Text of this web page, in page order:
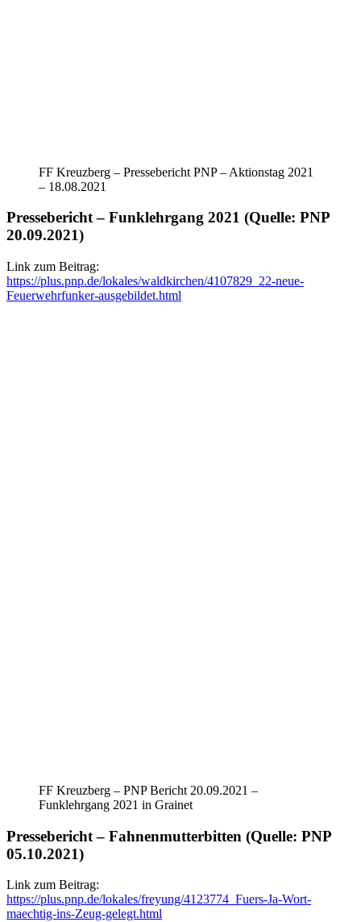
FF Kreuzberg – Pressebericht PNP – Aktionstag 2021
– 18.08.2021
Pressebericht – Funklehrgang 2021 (Quelle: PNP
20.09.2021)
Link zum Beitrag:
https://plus.pnp.de/lokales/waldkirchen/4107829_22-neue-
Feuerwehrfunker-ausgebildet.html
FF Kreuzberg – PNP Bericht 20.09.2021 –
Funklehrgang 2021 in Grainet
Pressebericht – Fahnenmutterbitten (Quelle: PNP
05.10.2021)
Link zum Beitrag:
https://plus.pnp.de/lokales/freyung/4123774_Fuers-Ja-Wort-
maechtig-ins-Zeug-gelegt.html